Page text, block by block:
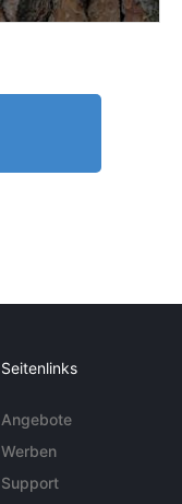
Seitenlinks
Angebote
Werben
Support